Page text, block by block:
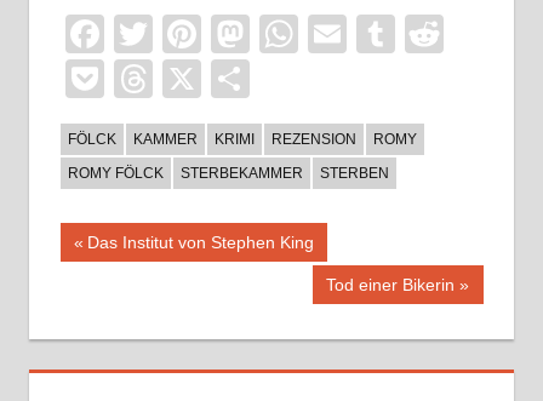
Facebook
TwitterPinterest
Mastodon
WhatsApp
EmailTumblr
PocketThreads
X
FÖLCK KAMMER KRIMI REZENSION
ROMY
ROMY FÖLCK
STERBEKAMMER STERBEN
Beitragsnavigation
Vorheriger
Das Institut von Stephen King
Nächster
Tod einer Bikerin